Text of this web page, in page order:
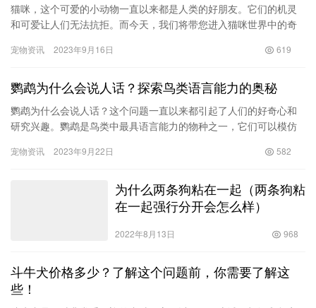
猫咪，这个可爱的小动物一直以来都是人类的好朋友。它们的机灵
和可爱让人们无法抗拒。而今天，我们将带您进入猫咪世界中的奇
我们…
宠物资讯 2023年9月16日 619
鹦鹉为什么会说人话？探索鸟类语言能力的奥秘
鹦鹉为什么会说人话？这个问题一直以来都引起了人们的好奇心和
研究兴趣。鹦鹉是鸟类中最具语言能力的物种之一，它们可以模仿
语。这种…
宠物资讯 2023年9月22日 582
为什么两条狗粘在一起（两条狗粘
在一起强行分开会怎么样）
2022年8月13日 968
斗牛犬价格多少？了解这个问题前，你需要了解这
些！